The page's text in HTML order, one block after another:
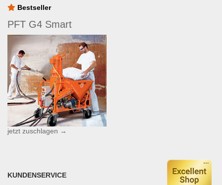
Bestseller
PFT G4 Smart
jetzt zuschlagen →
KUNDENSERVICE